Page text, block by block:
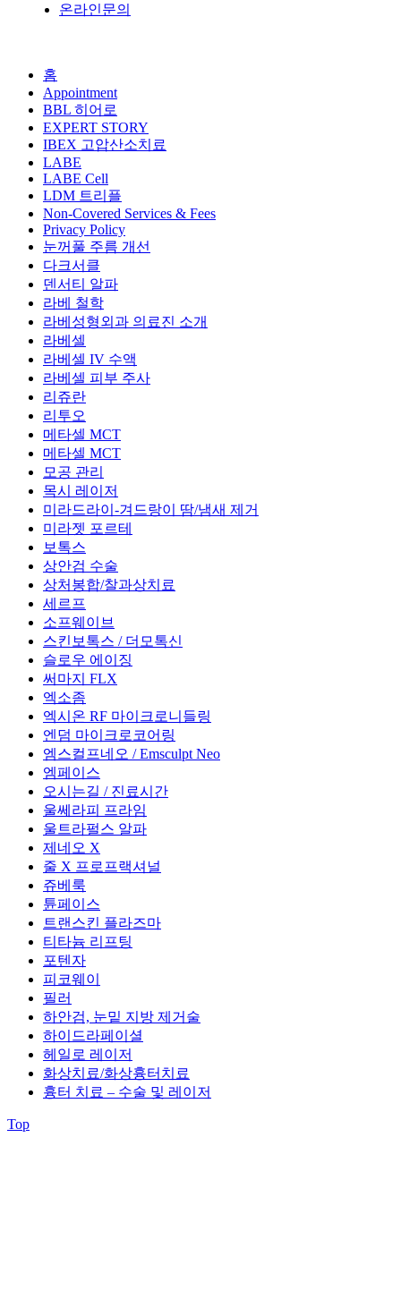
온라인문의
홈
Appointment
BBL 히어로
EXPERT STORY
IBEX 고압산소치료
LABE
LABE Cell
LDM 트리플
Non-Covered Services & Fees
Privacy Policy
눈꺼풀 주름 개선
다크서클
덴서티 알파
라베 철학
라베성형외과 의료진 소개
라베셀
라베셀 IV 수액
라베셀 피부 주사
리쥬란
리투오
메타셀 MCT
메타셀 MCT
모공 관리
목시 레이저
미라드라이-겨드랑이 땀/냄새 제거
미라젯 포르테
보톡스
상안검 수술
상처봉합/찰과상치료
세르프
소프웨이브
스킨보톡스 / 더모톡신
슬로우 에이징
써마지 FLX
엑소좀
엑시온 RF 마이크로니들링
엔덤 마이크로코어링
엠스컬프네오 / Emsculpt Neo
엠페이스
오시는길 / 진료시간
울쎄라피 프라임
울트라펄스 알파
제네오 X
줄 X 프로프랙셔널
쥬베룩
튠페이스
트랜스킨 플라즈마
티타늄 리프팅
포텐자
피코웨이
필러
하안검, 눈밑 지방 제거술
하이드라페이셜
헤일로 레이저
화상치료/화상흉터치료
흉터 치료 – 수술 및 레이저
Top